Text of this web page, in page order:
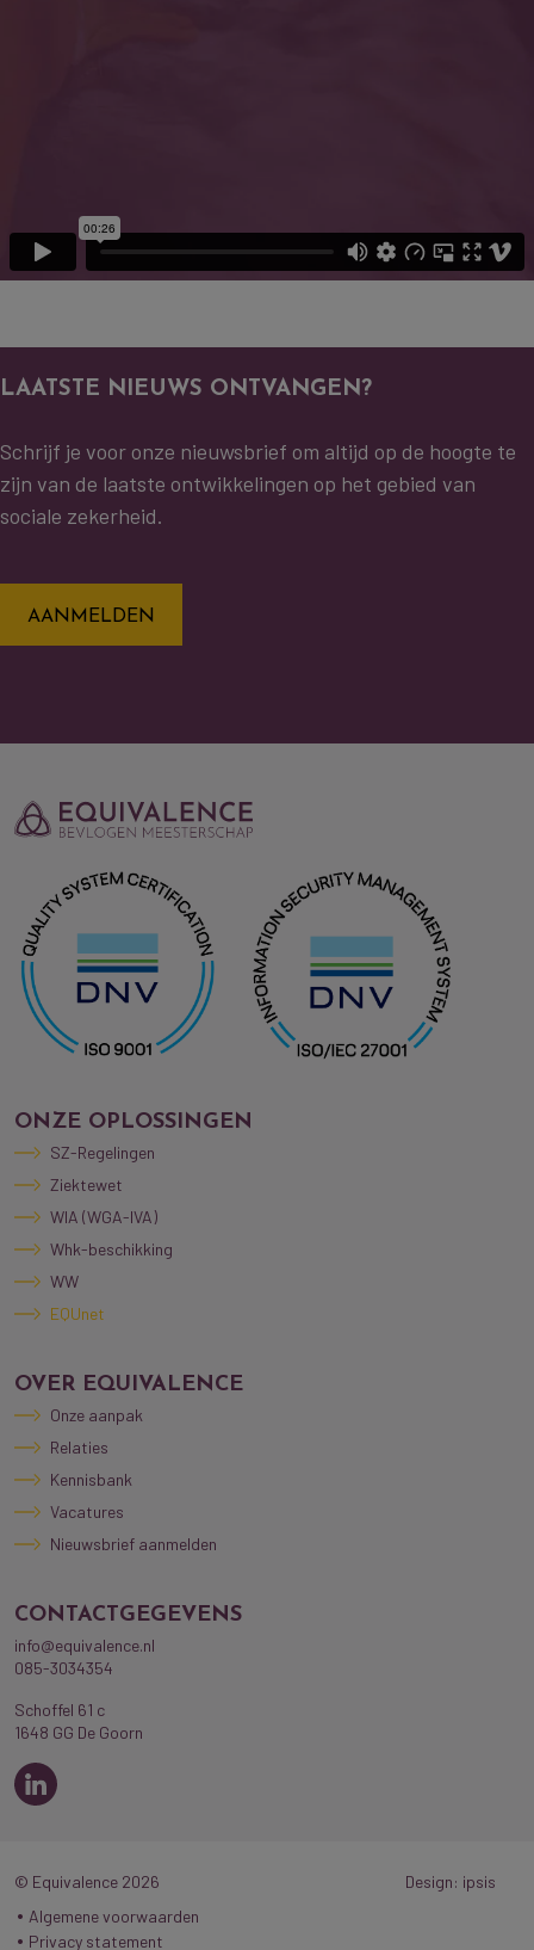
LAATSTE NIEUWS ONTVANGEN?
Schrijf je voor onze nieuwsbrief om altijd op de hoogte te
zijn van de laatste ontwikkelingen op het gebied van
sociale zekerheid.
AANMELDEN
ONZE OPLOSSINGEN
SZ-Regelingen
Ziektewet
WIA (WGA-IVA)
Whk-beschikking
WW
EQUnet
OVER EQUIVALENCE
Onze aanpak
Relaties
Kennisbank
Vacatures
Nieuwsbrief aanmelden
CONTACTGEGEVENS
info@equivalence.nl
085-3034354
Schoffel 61 c
1648 GG De Goorn
© Equivalence 2026
Design: ipsis
Algemene voorwaarden
Privacy statement